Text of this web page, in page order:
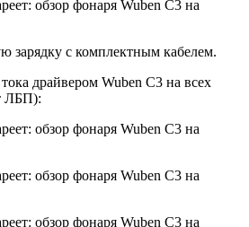
зарядку с комплектным кабелем.
драйвером Wuben C3 на всех
ЛБП):